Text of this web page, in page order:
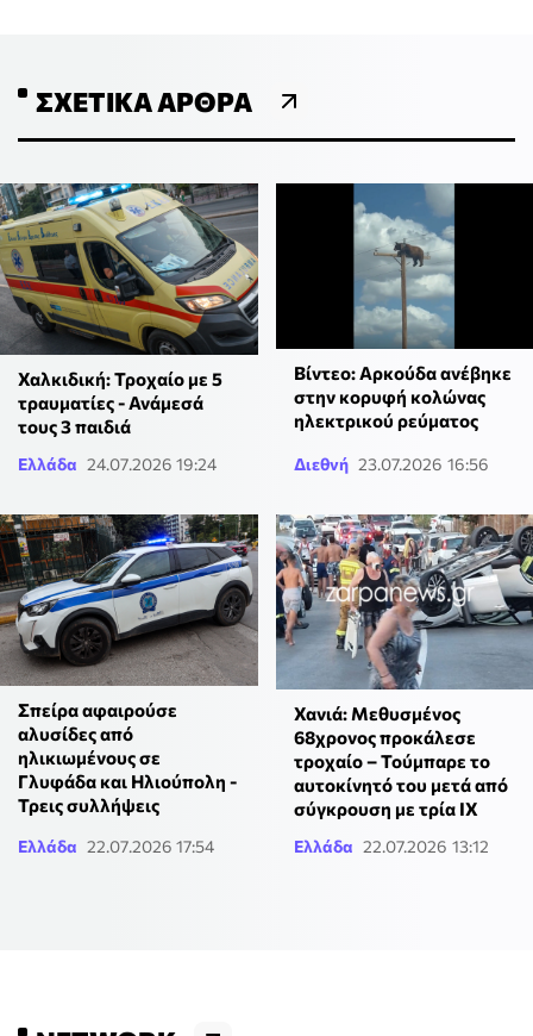
ΣΧΕΤΙΚΆ ΆΡΘΡΑ
Χαλκιδική: Τροχαίο με 5
τραυματίες - Ανάμεσά
τους 3 παιδιά
Ελλάδα 24.07.2026 19:24
Βίντεο: Αρκούδα ανέβηκε
στην κορυφή κολώνας
ηλεκτρικού ρεύματος
Διεθνή 23.07.2026 16:56
Σπείρα αφαιρούσε
αλυσίδες από
ηλικιωμένους σε
Γλυφάδα και Ηλιούπολη -
Τρεις συλλήψεις
Ελλάδα 22.07.2026 17:54
Χανιά: Μεθυσμένος
68χρονος προκάλεσε
τροχαίο – Τούμπαρε το
αυτοκίνητό του μετά από
σύγκρουση με τρία ΙΧ
Ελλάδα 22.07.2026 13:12